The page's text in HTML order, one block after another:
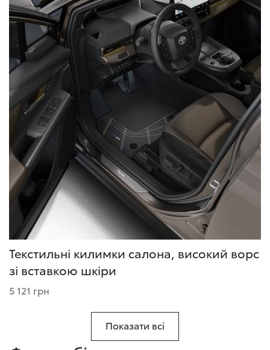
Текстильні килимки салона, високий ворс
зі вставкою шкіри
5 121 грн
Показати всі